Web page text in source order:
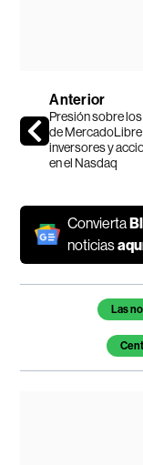
Anterior
Presión sobre
de MercadoLibre
inversores y
en el Nasdaq
Convierta
noticias
Temas de este
Las